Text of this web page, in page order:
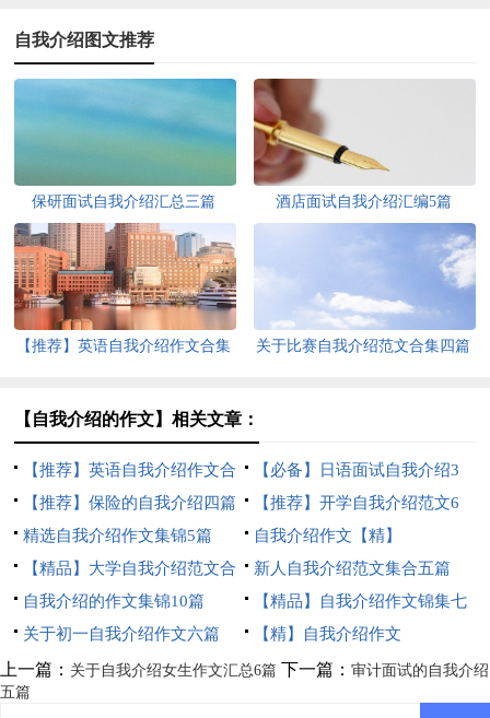
自我介绍图文推荐
保研面试自我介绍汇总三篇 酒店面试自我介绍汇编5篇
【推荐】英语自我介绍作文合集
关于比赛自我介绍范文合集四篇
【自我介绍的作文】相关文章：
【推荐】英语自我介绍作文合
集五篇
【必备】日语面试自我介绍3
篇
【推荐】保险的自我介绍四篇
【推荐】开学自我介绍范文6
篇
精选自我介绍作文集锦5篇
自我介绍作文【精】
【精品】大学自我介绍范文合
集3篇
新人自我介绍范文集合五篇
自我介绍的作文集锦10篇
【精品】自我介绍作文锦集七
篇
关于初一自我介绍作文六篇 【精】自我介绍作文
上一篇： 关于自我介绍女生作文汇总6篇 下一篇： 审计面试的自我介绍
五篇